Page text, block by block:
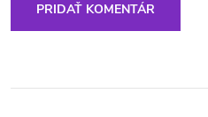
PRIDAŤ KOMENTÁR